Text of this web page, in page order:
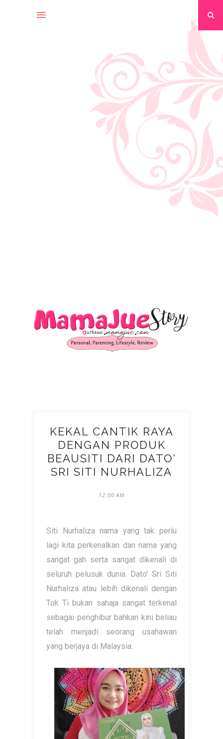
KEKAL CANTIK RAYA
DENGAN PRODUK
BEAUSITI DARI DATO'
SRI SITI NURHALIZA
12:00 AM
Siti Nurhaliza nama yang tak perlu
lagi kita perkenalkan dan nama yang
sangat gah serta sangat dikenali di
seluruh pelusuk dunia. Dato' Sri Siti
Nurhaliza atau lebih dikenali dengan
Tok Ti bukan sahaja sangat terkenal
sebagai penghibur bahkan kini beliau
telah menjadi seorang usahawan
yang berjaya di Malaysia.